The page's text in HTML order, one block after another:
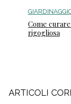
Come
rigogliosa
ARTICOLI